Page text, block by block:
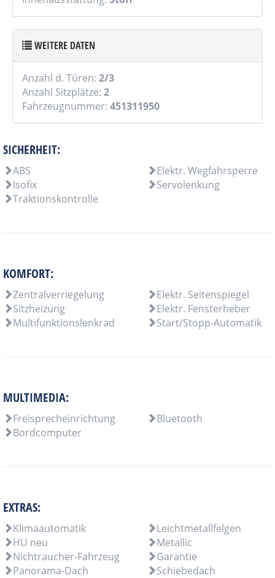
WEITERE DATEN
Anzahl d. Türen: 2/3
Anzahl Sitzplätze: 2
Fahrzeugnummer: 451311950
SICHERHEIT:
ABS
Elektr. Wegfahrsperre
Isofix
Servolenkung
Traktionskontrolle
KOMFORT:
Zentralverriegelung
Elektr. Seitenspiegel
Sitzheizung
Elektr. Fensterheber
Multifunktionslenkrad
Start/Stopp-Automatik
MULTIMEDIA:
Freisprecheinrichtung
Bluetooth
Bordcomputer
EXTRAS:
Klimaautomatik
Leichtmetallfelgen
HU neu
Metallic
Nichtraucher-Fahrzeug
Garantie
Panorama-Dach
Schiebedach